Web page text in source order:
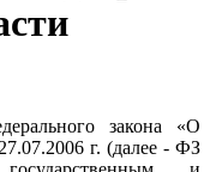
закона «О
г. (далее - ФЗ